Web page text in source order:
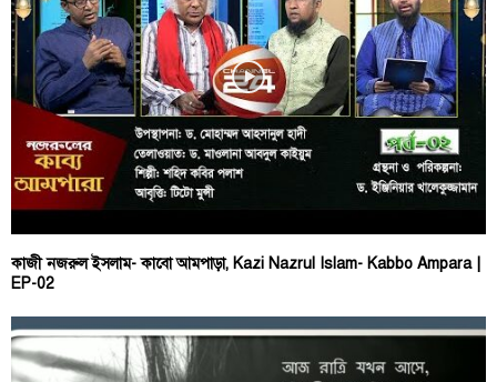
কাজী নজরুল ইসলাম- কাবো আমপাড়া, Kazi Nazrul Islam- Kabbo Ampara |
EP-02